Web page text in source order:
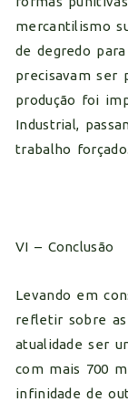
mercantilismo
de degredo
precisavam ser
produção foi
Industrial,
trabalho forçado.
VI – Conclusão
Levando em
refletir sobre
atualidade ser
com mais 700
infinidade de